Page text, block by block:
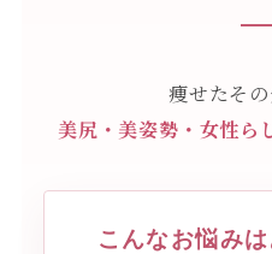
痩せたその
美尻・美姿勢・女性ら
こんなお悩み